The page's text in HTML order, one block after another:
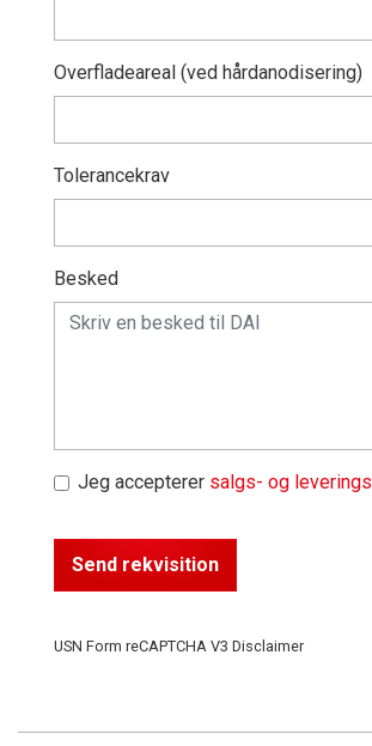
Overfladeareal (ved hårdanodisering)
Tolerancekrav
Besked
Jeg accepterer salgs- og
Send rekvisition
USN Form reCAPTCHA V3 Disclaimer